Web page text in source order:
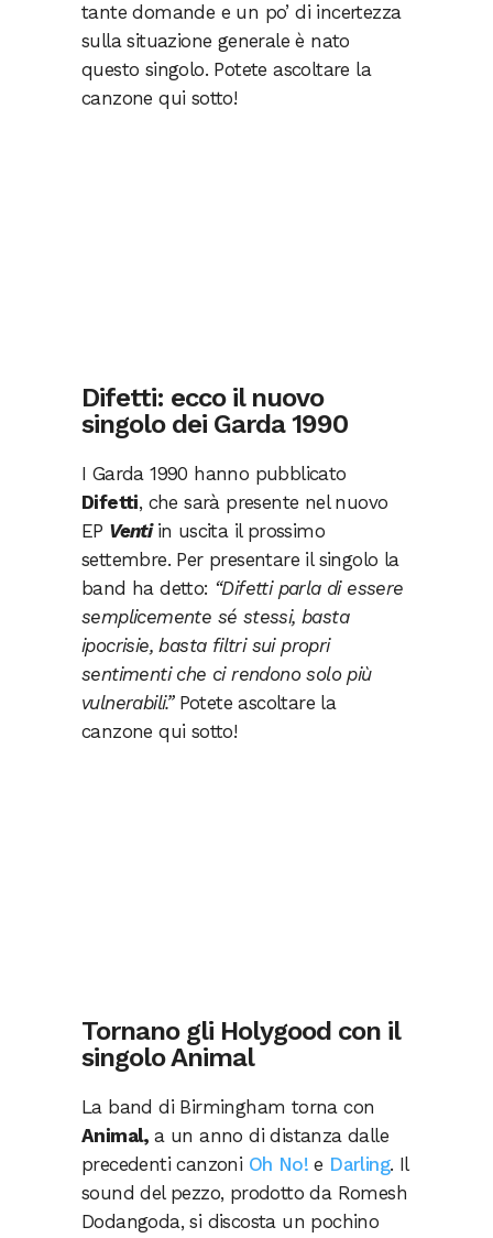
tante domande e un po’ di incertezza
sulla situazione generale è nato
questo singolo. Potete ascoltare la
canzone qui sotto!
Difetti: ecco il nuovo
singolo dei Garda 1990
I Garda 1990 hanno pubblicato
Difetti, che sarà presente nel nuovo
EP Venti in uscita il prossimo
settembre. Per presentare il singolo la
band ha detto: “Difetti parla di essere
semplicemente sé stessi, basta
ipocrisie, basta filtri sui propri
sentimenti che ci rendono solo più
vulnerabili.” Potete ascoltare la
canzone qui sotto!
Tornano gli Holygood con il
singolo Animal
La band di Birmingham torna con
Animal,a un anno di distanza dalle
precedenti canzoni Oh No! e Darling. Il
sound del pezzo, prodotto da Romesh
Dodangoda, si discosta un pochino